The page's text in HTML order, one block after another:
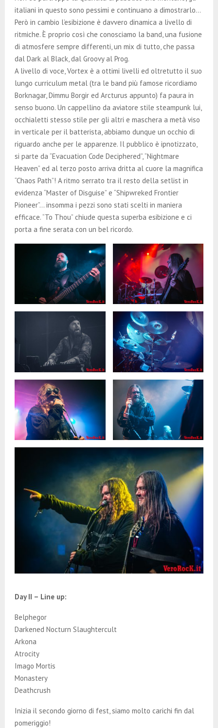
italiani in questo sono pessimi e continuano a dimostrarlo…
Però in cambio l’esibizione è davvero dinamica a livello di
ritmiche. È proprio così che conosciamo la band, una fusione
di atmosfere sempre differenti, un mix di tutto, che passa
dal Dark al Black, dal Groovy al Prog.
A livello di voce, Vortex è a ottimi livelli ed oltretutto il suo
lungo curriculum metal (tra le band più famose ricordiamo
Borknagar, Dimmu Borgir ed Arcturus appunto) fa paura in
senso buono. Un cappellino da aviatore stile steampunk lui,
occhialetti stesso stile per gli altri e maschera a metà viso
in verticale per il batterista, abbiamo dunque un occhio di
riguardo anche per le apparenze. Il pubblico è ipnotizzato,
si parte da “Evacuation Code Deciphered”, “Nightmare
Heaven” ed al terzo posto arriva dritta al cuore la magnifica
“Chaos Path”! A ritmo serrato tra il resto della setlist in
evidenza “Master of Disguise” e “Shipwreked Frontier
Pioneer”… insomma i pezzi sono stati scelti in maniera
efficace. “To Thou” chiude questa superba esibizione e ci
porta a fine serata con un bel ricordo.
Day II – Line up:
Belphegor
Darkened Nocturn Slaughtercult
Arkona
Atrocity
Imago Mortis
Monastery
Deathcrush
Inizia il secondo giorno di fest, siamo molto carichi fin dal
pomeriggio!